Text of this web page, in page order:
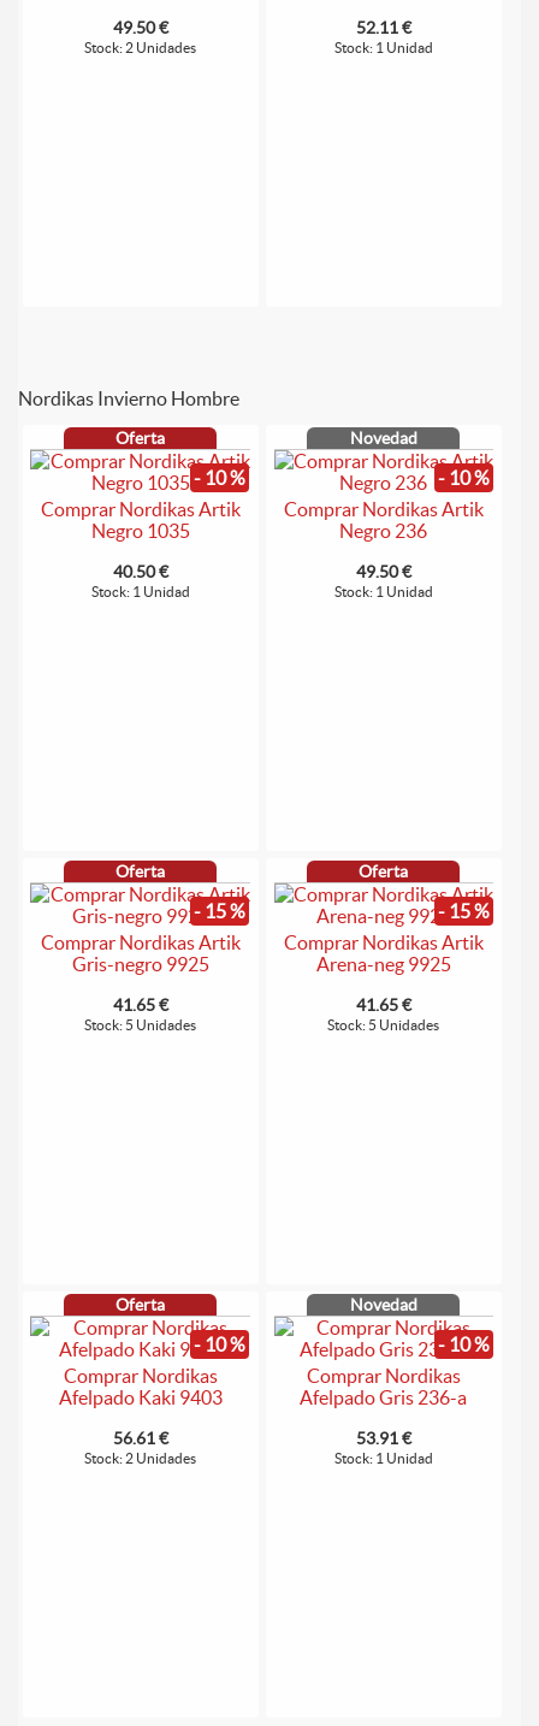
49.50 €
Stock: 2 Unidades
52.11 €
Stock: 1 Unidad
Nordikas Invierno Hombre
Oferta
- 10 %
Comprar Nordikas Artik
Negro 1035
40.50 €
Stock: 1 Unidad
Novedad
- 10 %
Comprar Nordikas Artik
Negro 236
49.50 €
Stock: 1 Unidad
Oferta
- 15 %
Comprar Nordikas Artik
Gris-negro 9925
41.65 €
Stock: 5 Unidades
Oferta
- 15 %
Comprar Nordikas Artik
Arena-neg 9925
41.65 €
Stock: 5 Unidades
Oferta
- 10 %
Comprar Nordikas
Afelpado Kaki 9403
56.61 €
Stock: 2 Unidades
Novedad
- 10 %
Comprar Nordikas
Afelpado Gris 236-a
53.91 €
Stock: 1 Unidad